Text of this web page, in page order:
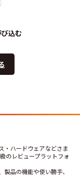
込む
・ハードウェアなどさま
のレビュープラットフォ
品の機能や使い勝手、